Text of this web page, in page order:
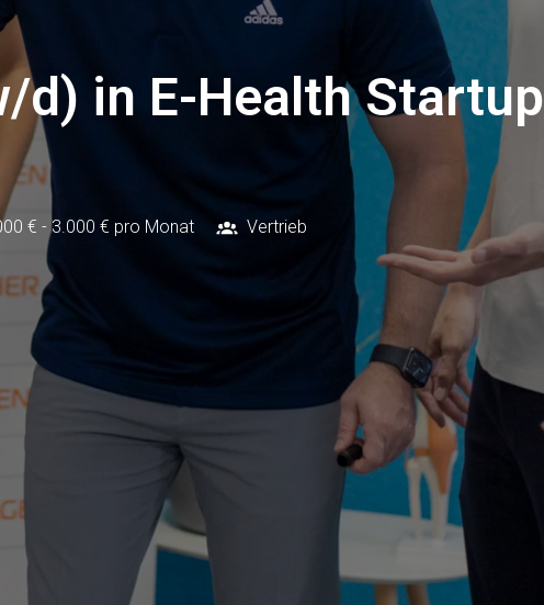
d) in E-Health Startup
€ - 3.000 € pro Monat Vertrieb